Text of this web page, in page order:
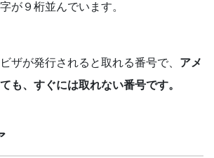
が９桁並んでいます。
ザが発行されると取れる番号で、 アメ
も、すぐには取れない番号です。